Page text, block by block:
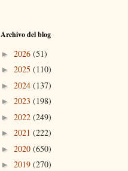
Archivo del blog
► 2026 (51)
► 2025 (110)
► 2024 (137)
► 2023 (198)
► 2022 (249)
► 2021 (222)
► 2020 (650)
► 2019 (270)